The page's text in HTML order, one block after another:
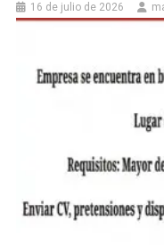
16 de julio de 2026